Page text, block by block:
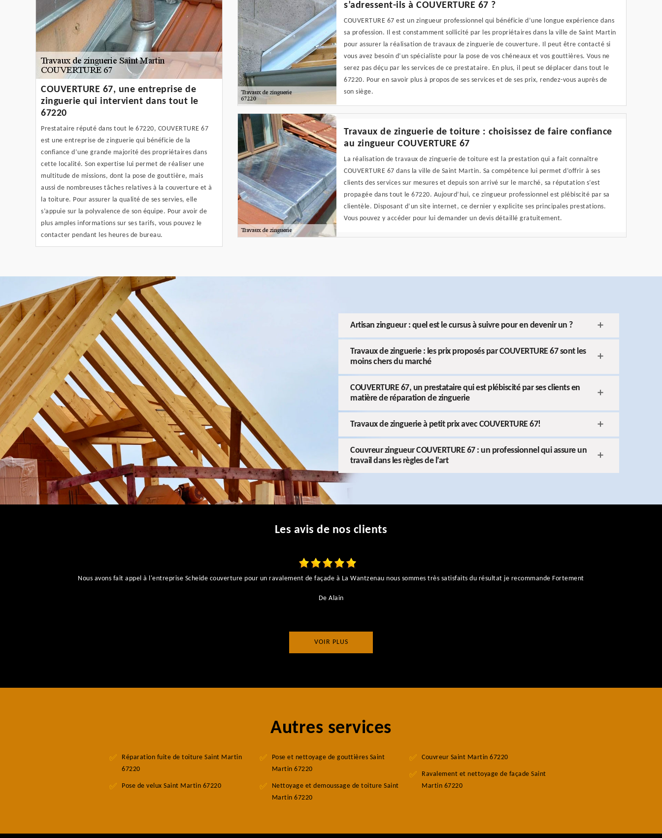
COUVERTURE 67, une entreprise de
zinguerie qui intervient dans tout le
67220
Prestataire réputé dans tout le 67220, COUVERTURE 67
est une entreprise de zinguerie qui bénéficie de la
confiance d’une grande majorité des propriétaires dans
cette localité. Son expertise lui permet de réaliser une
multitude de missions, dont la pose de gouttière, mais
aussi de nombreuses tâches relatives à la couverture et à
la toiture. Pour assurer la qualité de ses servies, elle
s’appuie sur la polyvalence de son équipe. Pour avoir de
plus amples informations sur ses tarifs, vous pouvez le
contacter pendant les heures de bureau.
s’adressent-ils à COUVERTURE 67 ?
COUVERTURE 67 est un zingueur professionnel qui bénéficie d’une longue expérience dans
sa profession. Il est constamment sollicité par les propriétaires dans la ville de Saint Martin
pour assurer la réalisation de travaux de zinguerie de couverture. Il peut être contacté si
vous avez besoin d’un spécialiste pour la pose de vos chéneaux et vos gouttières. Vous ne
serez pas déçu par les services de ce prestataire. En plus, il peut se déplacer dans tout le
67220. Pour en savoir plus à propos de ses services et de ses prix, rendez-vous auprès de
son siège.
Travaux de zinguerie de toiture : choisissez de faire confiance
au zingueur COUVERTURE 67
La réalisation de travaux de zinguerie de toiture est la prestation qui a fait connaître
COUVERTURE 67 dans la ville de Saint Martin. Sa compétence lui permet d’offrir à ses
clients des services sur mesures et depuis son arrivé sur le marché, sa réputation s’est
propagée dans tout le 67220. Aujourd’hui, ce zingueur professionnel est plébiscité par sa
clientèle. Disposant d’un site internet, ce dernier y explicite ses principales prestations.
Vous pouvez y accéder pour lui demander un devis détaillé gratuitement.
Artisan zingueur : quel est le cursus à suivre pour en devenir un ?
Travaux de zinguerie : les prix proposés par COUVERTURE 67 sont les
moins chers du marché
COUVERTURE 67, un prestataire qui est plébiscité par ses clients en
matière de réparation de zinguerie
Travaux de zinguerie à petit prix avec COUVERTURE 67!
Couvreur zingueur COUVERTURE 67 : un professionnel qui assure un
travail dans les règles de l’art
Les avis de nos clients
Nous avons fait appel à l'entreprise Scheide couverture pour un ravalement de façade à La Wantzenau nous sommes très satisfaits du résultat je recommande Fortement
De Alain
VOIR PLUS
Autres services
Réparation fuite de toiture Saint Martin
67220
Pose de velux Saint Martin 67220
Pose et nettoyage de gouttières Saint
Martin 67220
Nettoyage et demoussage de toiture Saint
Martin 67220
Couvreur Saint Martin 67220
Ravalement et nettoyage de façade Saint
Martin 67220